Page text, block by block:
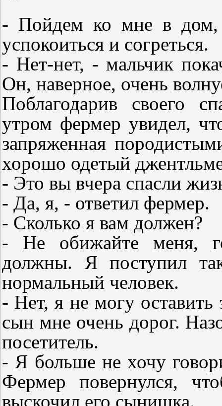
- Пойдем ко мне в дом,
успокоиться и согреться.
- Нет-нет, - мальчик
Он, наверное, очень
Поблагодарив своего
утром фермер увидел,
запряженная
хорошо одетый
- Это вы вчера спасли
- Да, я, - ответил фермер.
- Сколько я вам должен?
- Не обижайте меня,
должны. Я поступил
нормальный человек.
- Нет, я не могу
сын мне очень дорог.
посетитель.
- Я больше не хочу
Фермер повернулся,
выскочил его сынишка.